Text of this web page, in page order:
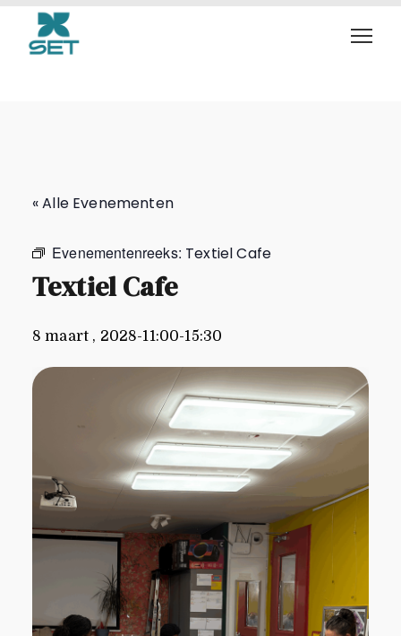
Textiel Cafe
« Alle Evenementen
Evenementenreeks: Textiel Cafe
Textiel Cafe
8 maart , 2028-11:00-15:30